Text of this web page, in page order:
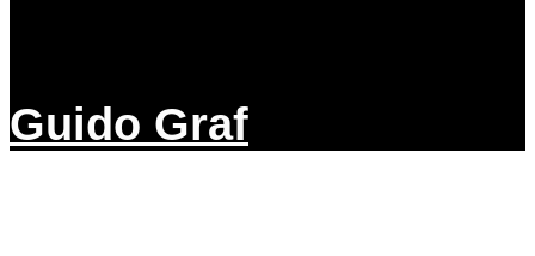
Guido Graf